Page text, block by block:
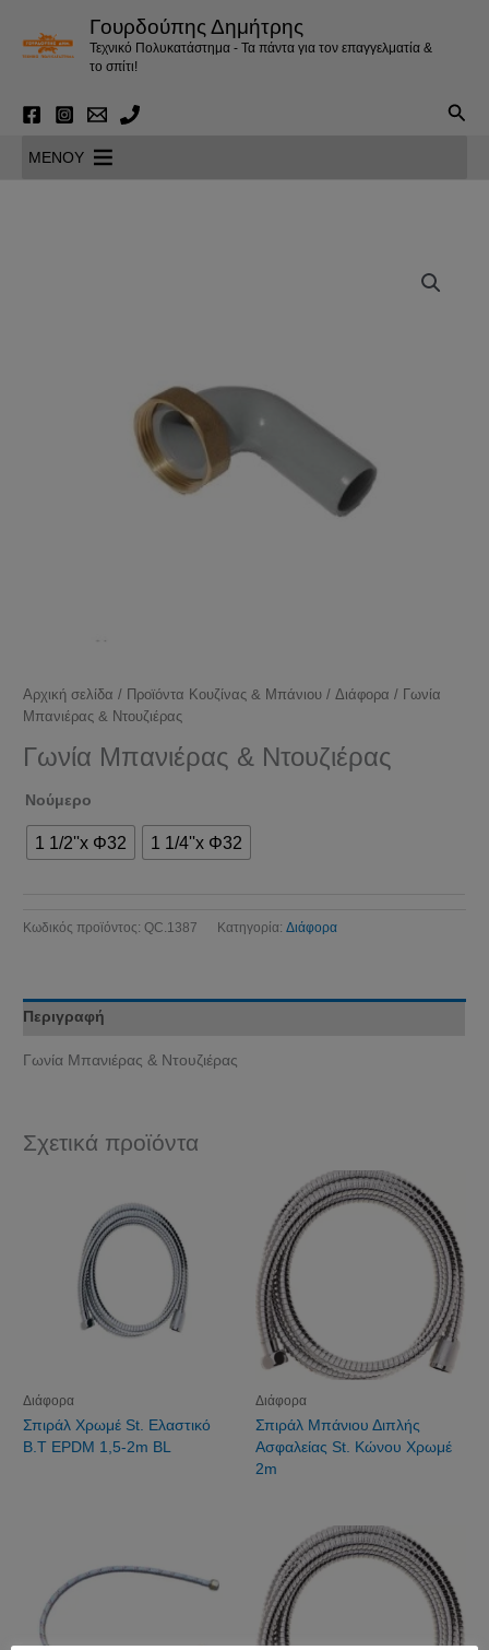
περιεχόμενο
Γουρδούπης Δημήτρης
Τεχνικό Πολυκατάστημα - Τα πάντα για τον επαγγελματία &
το σπίτι!
MENOY
Αρχική σελίδα / Προϊόντα Κουζίνας & Μπάνιου /Διάφορα / Γωνία
Μπανιέρας & Ντουζιέρας
Γωνία Μπανιέρας & Ντουζιέρας
Νούμερο
1 1/2''x Φ32 1 1/4''x Φ32
Κωδικός προϊόντος:QC.1387 Κατηγορία:Διάφορα
Περιγραφή
Γωνία Μπανιέρας & Ντουζιέρας
Σχετικά προϊόντα
Διάφορα
Σπιράλ Χρωμέ St. Ελαστικό
Β.Τ EPDM 1,5-2m BL
Διάφορα
Σπιράλ Μπάνιου Διπλής
Ασφαλείας St. Κώνου Χρωμέ
2m